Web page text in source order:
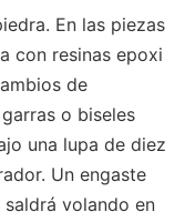
En las piezas
con resinas epoxi
de
o biseles
una lupa de diez
Un engaste
volando en